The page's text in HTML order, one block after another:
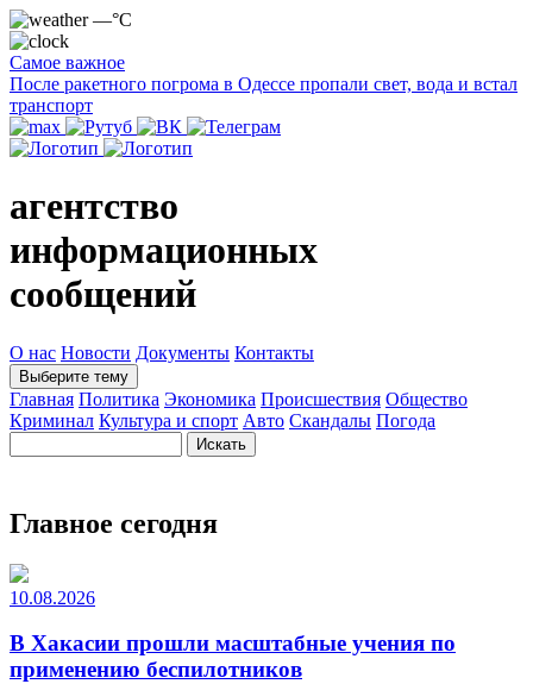
—°C
Самое важное
После ракетного погрома в Одессе пропали свет, вода и встал
транспорт
агентство
информационных
сообщений
О нас Новости Документы Контакты
Выберите тему
Главная Политика Экономика Происшествия Общество
Криминал Культура и спорт Авто Скандалы Погода
Главное сегодня
10.08.2026
В Хакасии прошли масштабные учения по
применению беспилотников